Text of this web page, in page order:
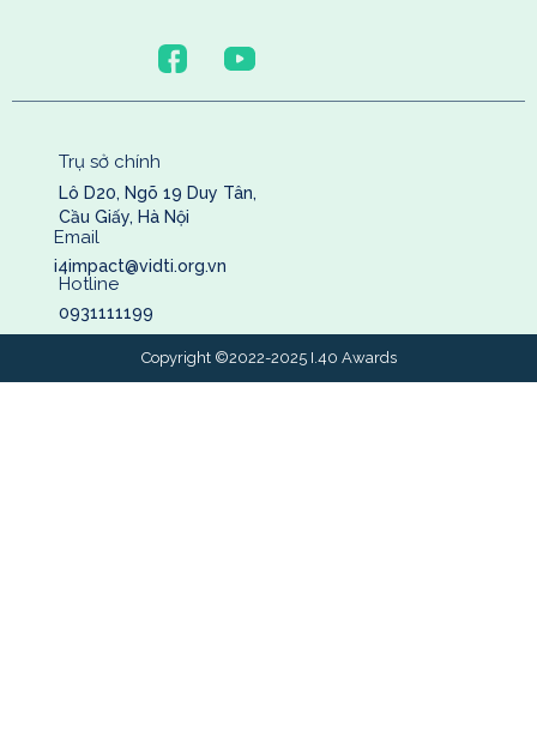
Trụ sở chính
Lô D20, Ngõ 19 Duy Tân,
Cầu Giấy, Hà Nội
Email
i4impact@vidti.org.vn
Hotline
0931111199
Copyright ©2022-2025 I.40 Awards